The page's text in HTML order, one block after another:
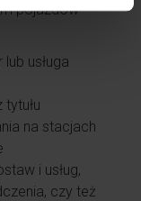
pojazdów
usługa
na stacjach
i usług,
czy też